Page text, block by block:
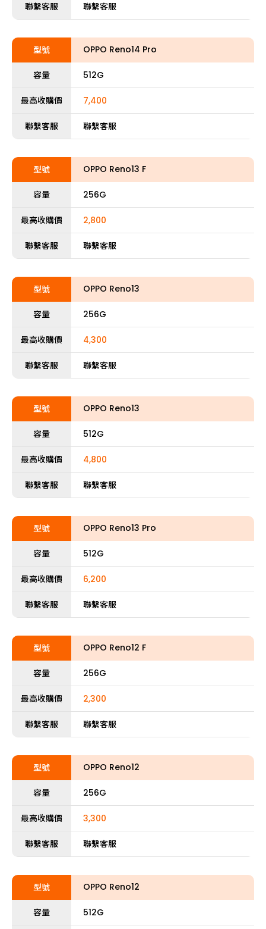
聯繫客服 聯繫客服
型號 OPPO Reno14 Pro
容量 512G
最高收購價 7,400
聯繫客服 聯繫客服
型號 OPPO Reno13 F
容量 256G
最高收購價 2,800
聯繫客服 聯繫客服
型號 OPPO Reno13
容量 256G
最高收購價 4,300
聯繫客服 聯繫客服
型號 OPPO Reno13
容量 512G
最高收購價 4,800
聯繫客服 聯繫客服
型號 OPPO Reno13 Pro
容量 512G
最高收購價 6,200
聯繫客服 聯繫客服
型號 OPPO Reno12 F
容量 256G
最高收購價 2,300
聯繫客服 聯繫客服
型號 OPPO Reno12
容量 256G
最高收購價 3,300
聯繫客服 聯繫客服
型號 OPPO Reno12
容量 512G